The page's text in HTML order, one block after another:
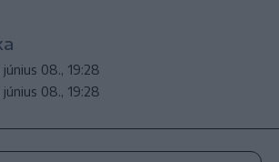
június 08., 19:28
június 08., 19:28